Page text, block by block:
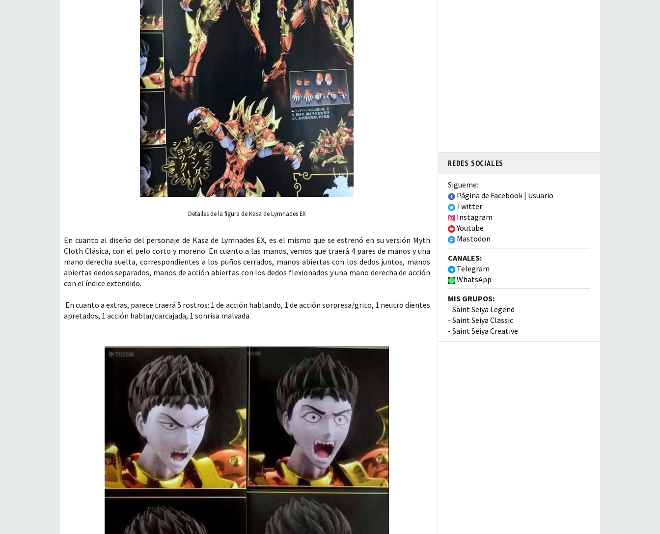
Detalles de la figura de Kasa de Lymnades EX
En cuanto al diseño del personaje de Kasa de Lymnades EX, es el mismo que se estrenó en su versión Myth
Cloth Clásica, con el pelo corto y moreno. En cuanto a las manos, vemos que traerá 4 pares de manos y una
mano derecha suelta, correspondientes a los puños cerrados, manos abiertas con los dedos juntos, manos
abiertas dedos separados, manos de acción abiertas con los dedos flexionados y una mano derecha de acción
con el índice extendido.
En cuanto a extras, parece traerá 5 rostros: 1 de acción hablando, 1 de acción sorpresa/grito, 1 neutro dientes
apretados, 1 acción hablar/carcajada, 1 sonrisa malvada.
REDES SOCIALES
Sigueme:
Página de Facebook | Usuario
Twitter
Instagram
Youtube
Mastodon
CANALES:
Telegram
WhatsApp
MIS GRUPOS:
- Saint Seiya Legend
- Saint Seiya Classic
- Saint Seiya Creative